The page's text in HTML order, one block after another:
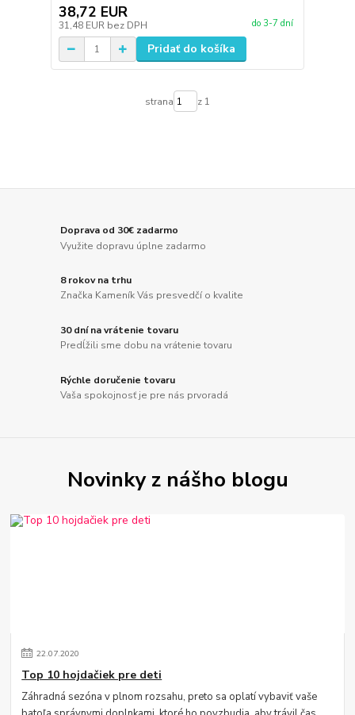
38,72 EUR
31,48 EUR bez DPH do 3-7 dní
Pridať do košíka
strana z 1
Doprava od 30€ zadarmo
Využite dopravu úplne zadarmo
8 rokov na trhu
Značka Kameník Vás presvedčí o kvalite
30 dní na vrátenie tovaru
Predĺžili sme dobu na vrátenie tovaru
Rýchle doručenie tovaru
Vaša spokojnosť je pre nás prvoradá
Novinky z nášho blogu
22.07.2020
Top 10 hojdačiek pre deti
Záhradná sezóna v plnom rozsahu, preto sa oplatí vybaviť vaše